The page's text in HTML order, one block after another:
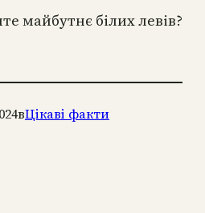
майбутнє білих левів?
вЦікаві факти